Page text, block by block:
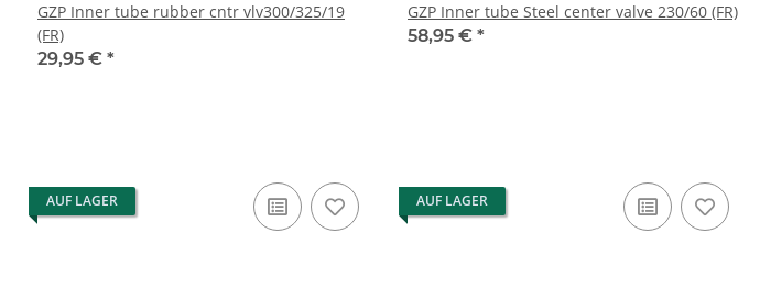
GZP Inner tube rubber cntr vlv300/325/19
(FR)
29,95 € *
GZP Inner tube Steel center valve 230/60 (FR)
58,95 € *
AUF LAGER AUF LAGER